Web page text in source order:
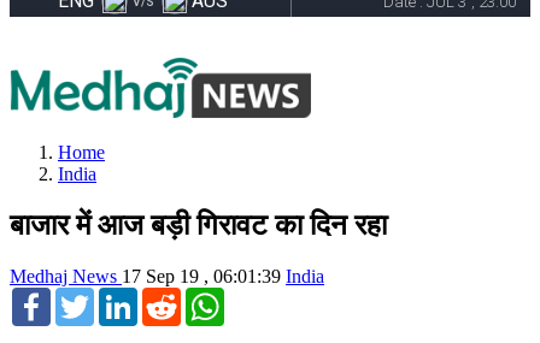
Home
India
बाजार में आज बड़ी गिरावट का दिन रहा
Medhaj News 17 Sep 19 , 06:01:39 India
FacebookTwitterLinkedInReddit